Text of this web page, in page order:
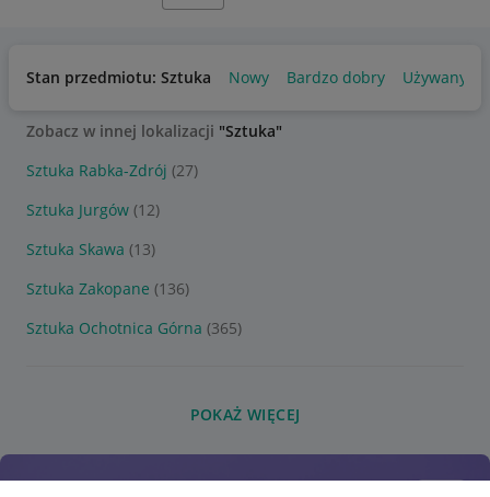
Stan przedmiotu: Sztuka Nowy Bardzo dobry Używany
Zobacz w innej lokalizacji "Sztuka"
Sztuka Rabka-Zdrój (27)
Sztuka Jurgów (12)
Sztuka Skawa (13)
Sztuka Zakopane (136)
Sztuka Ochotnica Górna (365)
POKAŻ WIĘCEJ